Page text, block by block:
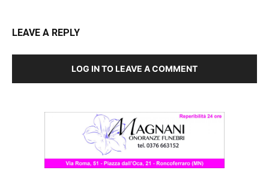
LEAVE A REPLY
LOG IN TO LEAVE A COMMENT